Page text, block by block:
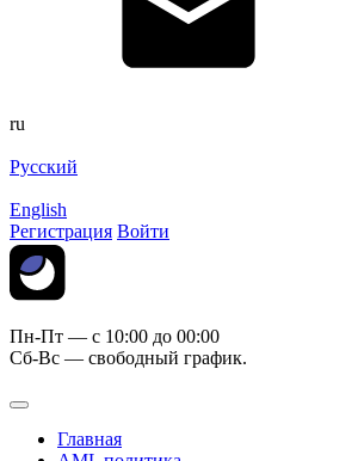
ru
Русский
English
Регистрация Войти
Пн-Пт — c 10:00 до 00:00
Сб-Вс — свободный график.
Главная